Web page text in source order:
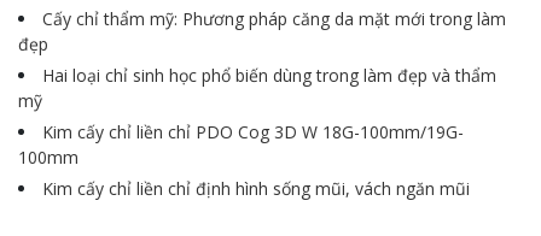
Cấy chỉ thẩm mỹ: Phương pháp căng da mặt mới trong làm
đẹp
Hai loại chỉ sinh học phổ biến dùng trong làm đẹp và thẩm
mỹ
Kim cấy chỉ liền chỉ PDO Cog 3D W 18G-100mm/19G-
100mm
Kim cấy chỉ liền chỉ định hình sống mũi, vách ngăn mũi